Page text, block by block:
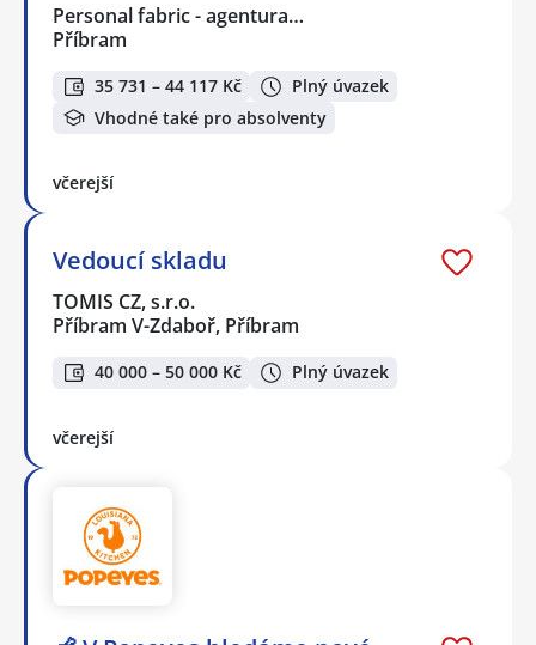
Personal fabric - agentura…
Příbram
35 731 – 44 117 Kč
Plný úvazek
Vhodné také pro absolventy
včerejší
Vedoucí skladu
TOMIS CZ, s.r.o.
Příbram V-Zdaboř, Příbram
40 000 – 50 000 Kč Plný úvazek
včerejší